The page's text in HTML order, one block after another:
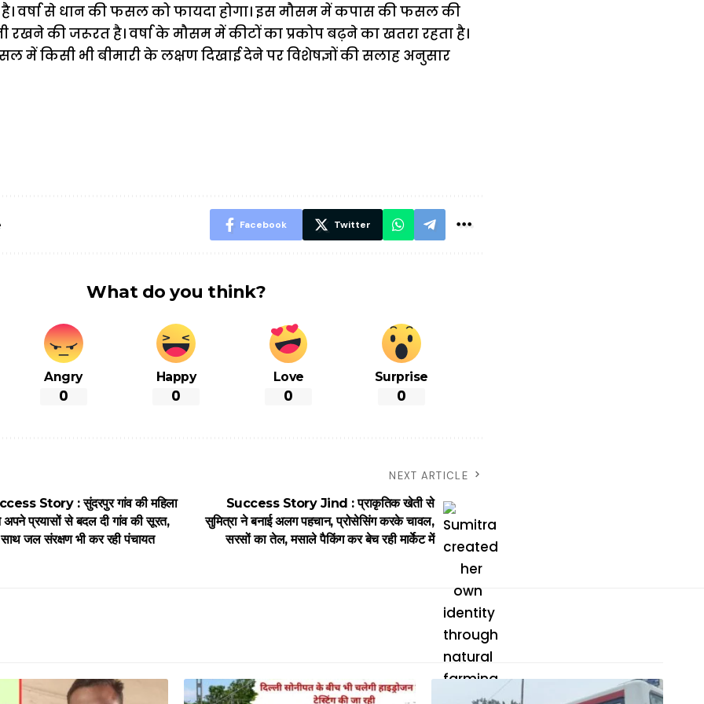
है। वर्षा से धान की फसल को फायदा होगा। इस मौसम में कपास की फसल की
रखने की जरूरत है। वर्षा के मौसम में कीटों का प्रकोप बढ़ने का खतरा रहता है।
में किसी भी बीमारी के लक्षण दिखाई देने पर विशेषज्ञों की सलाह अनुसार
निगरानी
Facebook Twitter
What do you think?
Angry
0
Happy
0
Love
0
Surprise
0
Story : सुंदरपुर गांव की महिला
अपने प्रयासों से बदल दी गांव की सूरत,
साथ जल संरक्षण भी कर रही पंचायत
NEXT ARTICLE
Success Story Jind : प्राकृतिक खेती से
सुमित्रा ने बनाई अलग पहचान, प्रोसेसिंग करके चावल,
सरसों का तेल, मसाले पैकिंग कर बेच रही मार्केट में